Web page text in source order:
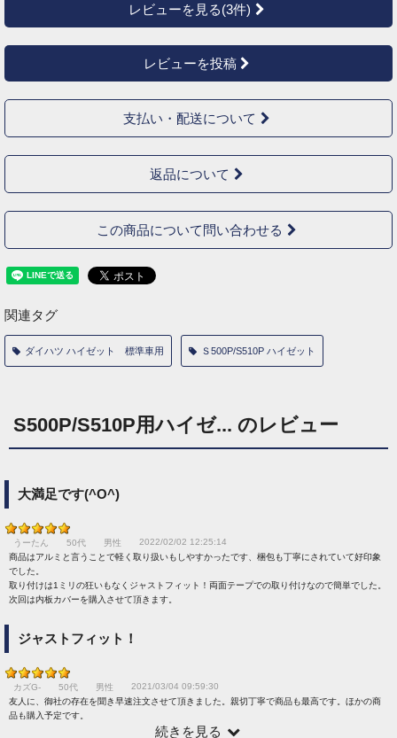
レビューを見る(3件)
レビューを投稿
支払い・配送について
返品について
この商品について問い合わせる
関連タグ
ダイハツ ハイゼット 標準車用 Ｓ500P/S510P ハイゼット
S500P/S510P用ハイゼ... のレビュー
大満足です(^O^)
うーたん 50代 男性
2022/02/02 12:25:14
商品はアルミと言うことで軽く取り扱いもしやすかったです、梱包も丁寧にされていて好印象
でした。
取り付けは1ミリの狂いもなくジャストフィット！両面テープでの取り付けなので簡単でした。
次回は内板カバーを購入させて頂きます。
ジャストフィット！
カズG- 50代 男性
2021/03/04 09:59:30
友人に、御社の存在を聞き早速注文させて頂きました。親切丁寧で商品も最高です。ほかの商
品も購入予定です。
続きを見る